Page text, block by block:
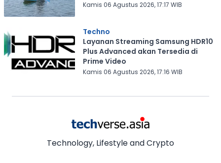
Kamis 06 Agustus 2026, 17:17 WIB
Techno
Layanan Streaming Samsung HDR10
Plus Advanced akan Tersedia di
Prime Video
Kamis 06 Agustus 2026, 17:16 WIB
Technology, Lifestyle and Crypto